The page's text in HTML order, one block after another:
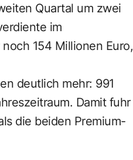
Quartal um zwei
im
154 Millionen Euro,
deutlich mehr: 991
Damit fuhr
die beiden Premium-